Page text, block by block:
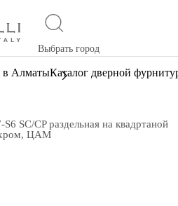
Выбрать город
в АлматыКаталог дверной
SC/CP раздельная на квадртаной
хром, ЦАМ